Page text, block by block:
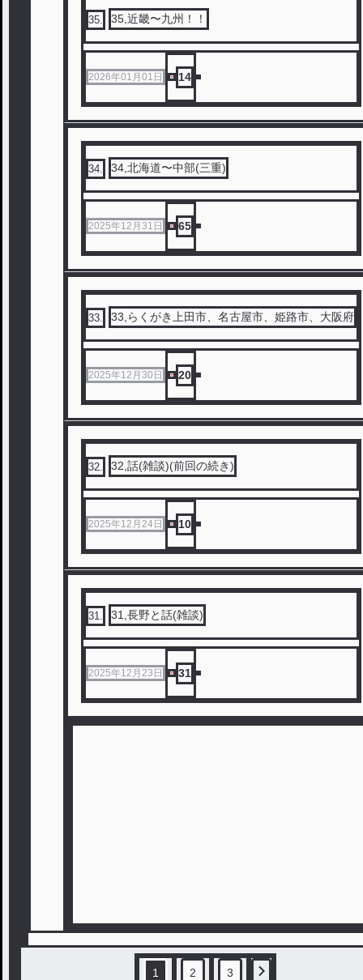
35 35,近畿〜九州！！
2026年01月01日 14
34 34,北海道〜中部(三重)
2025年12月31日 65
33 33,らくがき上田市、名古屋市、姫路市、大阪府
2025年12月30日 20
32 32,話(雑談)(前回の続き)
2025年12月24日 10
31 31,長野と話(雑談)
2025年12月23日 31
1 2 3